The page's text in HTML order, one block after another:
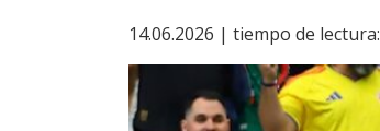
14.06.2026 | tiempo de lectura: